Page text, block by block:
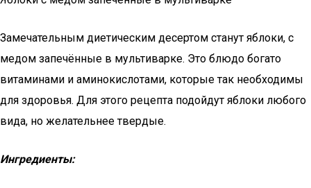
Замечательным диетическим десертом станут яблоки, с
медом запечённые в мультиварке. Это блюдо богато
витаминами и аминокислотами, которые так необходимы
для здоровья. Для этого рецепта подойдут яблоки любого
вида, но желательнее твердые.
Ингредиенты: